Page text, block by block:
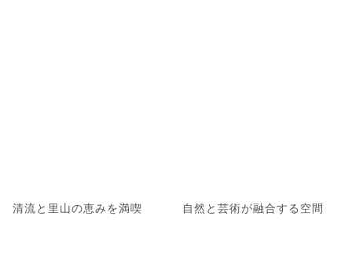
清流と里山の恵みを満喫 自然と芸術が融合する空間